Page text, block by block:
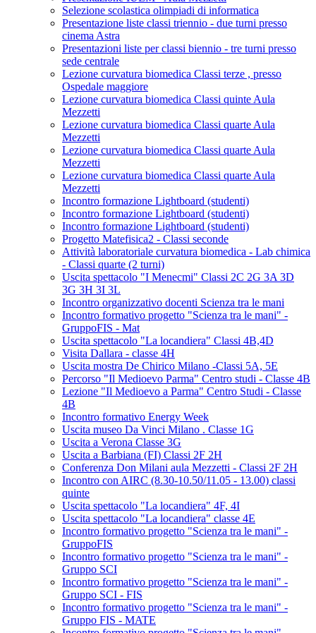
Selezione scolastica olimpiadi di informatica
Presentazione liste classi triennio - due turni presso
cinema Astra
Presentazioni liste per classi biennio - tre turni presso
sede centrale
Lezione curvatura biomedica Classi terze , presso
Ospedale maggiore
Lezione curvatura biomedica Classi quinte Aula
Mezzetti
Lezione curvatura biomedica Classi quarte Aula
Mezzetti
Lezione curvatura biomedica Classi quarte Aula
Mezzetti
Lezione curvatura biomedica Classi quarte Aula
Mezzetti
Incontro formazione Lightboard (studenti)
Incontro formazione Lightboard (studenti)
Incontro formazione Lightboard (studenti)
Progetto Matefisica2 - Classi seconde
Attività laboratoriale curvatura biomedica - Lab chimica
- Classi quarte (2 turni)
Uscita spettacolo "I Menecmi" Classi 2C 2G 3A 3D
3G 3H 3I 3L
Incontro organizzativo docenti Scienza tra le mani
Incontro formativo progetto "Scienza tra le mani" -
GruppoFIS - Mat
Uscita spettacolo "La locandiera" Classi 4B,4D
Visita Dallara - classe 4H
Uscita mostra De Chirico Milano -Classi 5A, 5E
Percorso "Il Medioevo Parma" Centro studi - Classe 4B
Lezione "Il Medioevo a Parma" Centro Studi - Classe
4B
Incontro formativo Energy Week
Uscita museo Da Vinci Milano . Classe 1G
Uscita a Verona Classe 3G
Uscita a Barbiana (FI) Classi 2F 2H
Conferenza Don Milani aula Mezzetti - Classi 2F 2H
Incontro con AIRC (8.30-10.50/11.05 - 13.00) classi
quinte
Uscita spettacolo "La locandiera" 4F, 4I
Uscita spettacolo "La locandiera" classe 4E
Incontro formativo progetto "Scienza tra le mani" -
GruppoFIS
Incontro formativo progetto "Scienza tra le mani" -
Gruppo SCI
Incontro formativo progetto "Scienza tra le mani" -
Gruppo SCI - FIS
Incontro formativo progetto "Scienza tra le mani" -
Gruppo FIS - MATE